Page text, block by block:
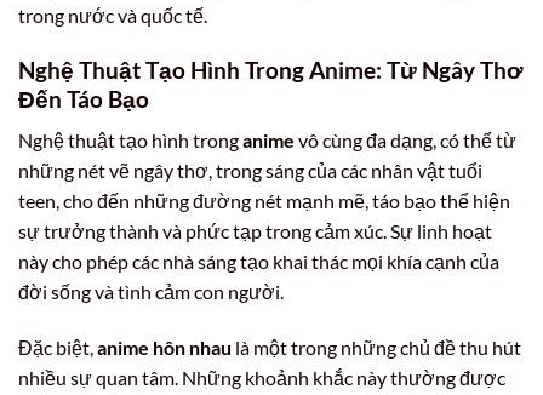
trong nước và quốc tế.
Nghệ Thuật Tạo Hình Trong Anime: Từ Ngây Thơ
Đến Táo Bạo
Nghệ thuật tạo hình tronganime vô cùng đa dạng, có thể từ
những nét vẽ ngây thơ, trong sáng của các nhân vật tuổi
teen, cho đến những đường nét mạnh mẽ, táo bạo thể hiện
sự trưởng thành và phức tạp trong cảm xúc. Sự linh hoạt
này cho phép các nhà sáng tạo khai thác mọi khía cạnh của
đời sống và tình cảm con người.
Đặc biệt,anime hôn nhau là một trong những chủ đề thu hút
nhiều sự quan tâm. Những khoảnh khắc này thường được